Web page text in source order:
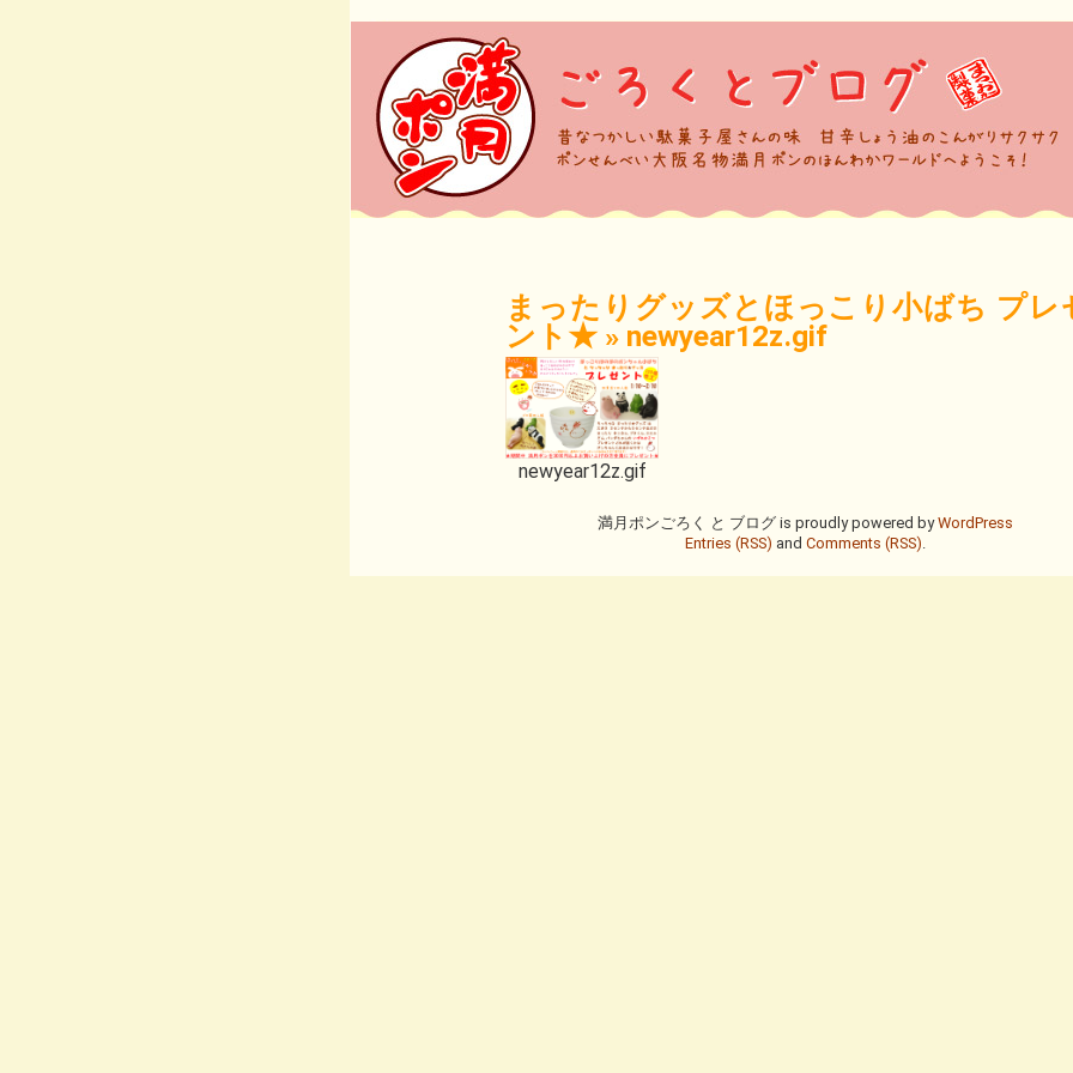
まったりグッズとほっこり小ばち プレ
ント★ » newyear12z.gif
newyear12z.gif
満月ポンごろく と ブログ is proudly powered byWordPress
Entries (RSS) and Comments (RSS).